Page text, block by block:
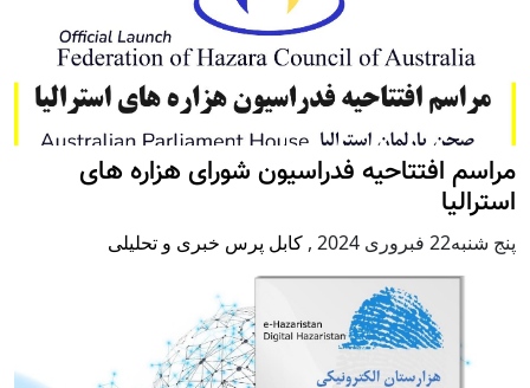
مراسم افتتاحیه فدراسیون شورای هزاره های
استرالیا
پنج شنبه22 فبروری 2024 , کابل پرس خبری و تحلیلی